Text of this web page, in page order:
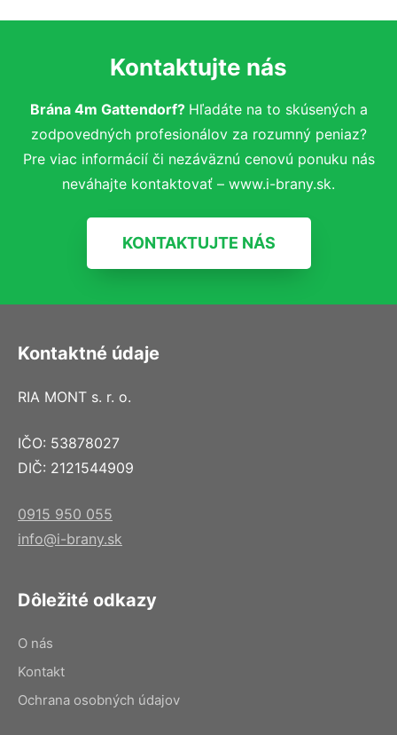
Kontaktujte nás
Brána 4m Gattendorf? Hľadáte na to skúsených a
zodpovedných profesionálov za rozumný peniaz?
Pre viac informácií či nezáväznú cenovú ponuku nás
neváhajte kontaktovať – www.i-brany.sk.
KONTAKTUJTE NÁS
Kontaktné údaje
RIA MONT s. r. o.
IČO: 53878027
DIČ: 2121544909
0915 950 055
info@i-brany.sk
Dôležité odkazy
O nás
Kontakt
Ochrana osobných údajov